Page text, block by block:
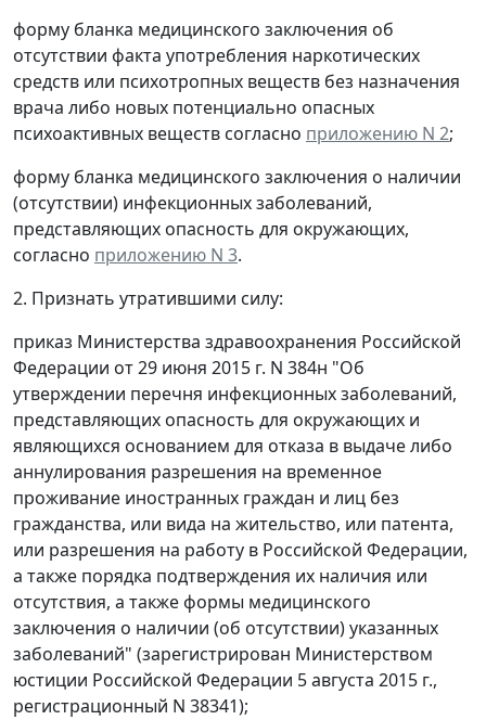
форму бланка медицинского заключения об
отсутствии факта употребления наркотических
средств или психотропных веществ без назначения
врача либо новых потенциально опасных
психоактивных веществ согласно приложению N 2;
форму бланка медицинского заключения о наличии
(отсутствии) инфекционных заболеваний,
представляющих опасность для окружающих,
согласно приложению N 3.
2. Признать утратившими силу:
приказ Министерства здравоохранения Российской
Федерации от 29 июня 2015 г. N 384н "Об
утверждении перечня инфекционных заболеваний,
представляющих опасность для окружающих и
являющихся основанием для отказа в выдаче либо
аннулирования разрешения на временное
проживание иностранных граждан и лиц без
гражданства, или вида на жительство, или патента,
или разрешения на работу в Российской Федерации,
а также порядка подтверждения их наличия или
отсутствия, а также формы медицинского
заключения о наличии (об отсутствии) указанных
заболеваний" (зарегистрирован Министерством
юстиции Российской Федерации 5 августа 2015 г.,
регистрационный N 38341);